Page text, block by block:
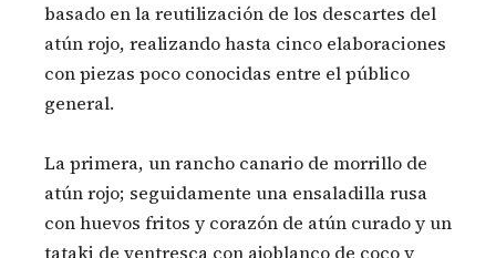
basado en la reutilización de los descartes del
atún rojo, realizando hasta cinco elaboraciones
con piezas poco conocidas entre el público
general.
La primera, un rancho canario de morrillo de
atún rojo; seguidamente una ensaladilla rusa
con huevos fritos y corazón de atún curado y un
tataki de ventresca con ajoblanco de coco y